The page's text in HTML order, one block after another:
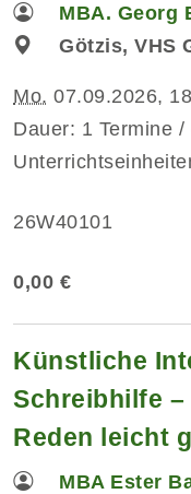
MBA. Georg
Götzis, VHS
Mo. 07.09.2026,
Dauer: 1 Termine
26W40101
0,00 €
Künstliche
Schreibhilfe –
Reden leicht
MBA Ester